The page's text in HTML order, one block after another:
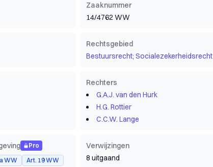
Zaaknummer
14/4762 WW
Rechtsgebied
Bestuursrecht; Socialezekerheidsrecht
Rechters
G.A.J. van den Hurk
H.G. Rottier
C.C.W. Lange
Pro
WW
Art. 19 WW
Verwijzingen
8 uitgaand